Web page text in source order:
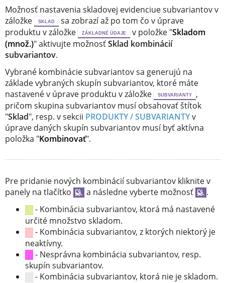
Možnosť nastavenia skladovej evidenciue subvariantov v
záložke
SKLAD
sa zobrazí až po tom čo v úprave
produktu v záložke
ZÁKLADNÉ ÚDAJE v položke "Skladom
(množ.)" aktivujte možnosťSklad kombinácií
subvariantov.
Vybrané kombinácie subvariantov sa generujú na
základe vybraných skupín subvariantov, ktoré máte
nastavené v úprave produktu v záložke
SUBVARIANTY
,
pričom skupina subvariantov musí obsahovať štítok
"Sklad", resp. v sekcii PRODUKTY / SUBVARIANTYv
úprave daných skupín subvariantov musí byť aktívna
položka "Kombinovať".
Pre pridanie nových kombinácií subvariantov kliknite v
panely na tlačítko
a následne vyberte možnosť
.
- Kombinácia subvariantov, ktorá má nastavené
určité množstvo skladom.
- Kombinácia subvariantov, z ktorých niektorý je
neaktívny.
- Nesprávna kombinácia subvariantov, resp.
skupín subvariantov.
- Kombinácia subvariantov, ktorá nie je skladom.